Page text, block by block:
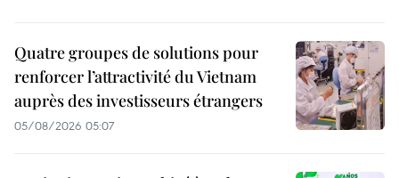
Quatre groupes de solutions pour
renforcer l’attractivité du Vietnam
auprès des investisseurs étrangers
05/08/2026 05:07